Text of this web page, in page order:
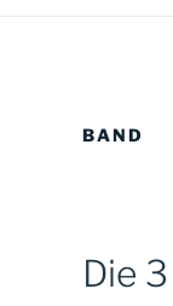
BAND
Die